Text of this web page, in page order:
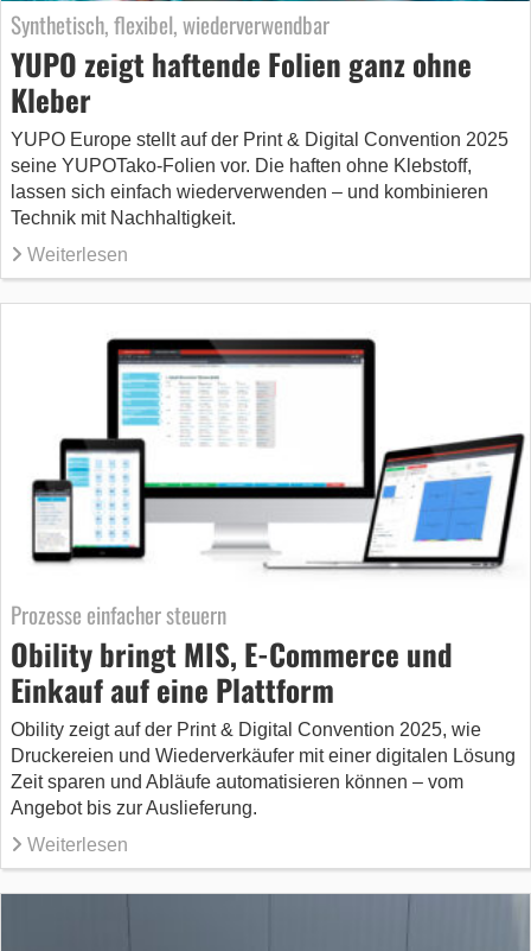
Synthetisch, flexibel, wiederverwendbar
YUPO zeigt haftende Folien ganz ohne
Kleber
YUPO Europe stellt auf der Print & Digital Convention 2025
seine YUPOTako-Folien vor. Die haften ohne Klebstoff,
lassen sich einfach wiederverwenden – und kombinieren
Technik mit Nachhaltigkeit.
Weiterlesen
Prozesse einfacher steuern
Obility bringt MIS, E-Commerce und
Einkauf auf eine Plattform
Obility zeigt auf der Print & Digital Convention 2025, wie
Druckereien und Wiederverkäufer mit einer digitalen Lösung
Zeit sparen und Abläufe automatisieren können – vom
Angebot bis zur Auslieferung.
Weiterlesen